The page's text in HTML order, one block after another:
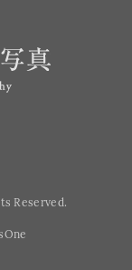
Reserved.